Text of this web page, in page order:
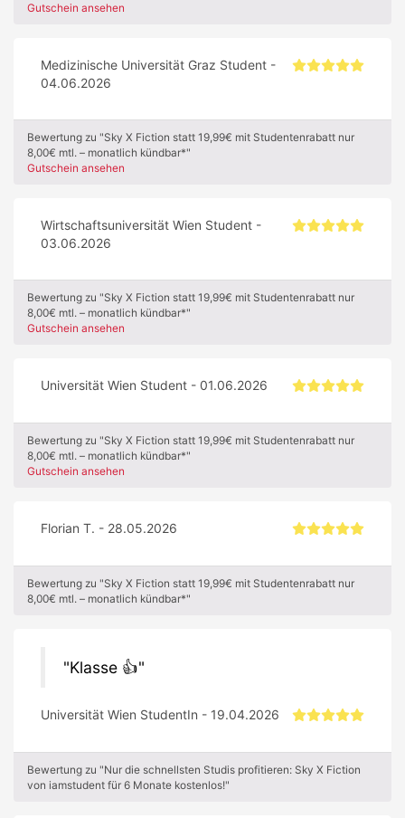
Gutschein ansehen
Medizinische Universität Graz Student -
04.06.2026
Bewertung zu "Sky X Fiction statt 19,99€ mit Studentenrabatt nur
8,00€ mtl. – monatlich kündbar*"
Gutschein ansehen
Wirtschaftsuniversität Wien Student -
03.06.2026
Bewertung zu "Sky X Fiction statt 19,99€ mit Studentenrabatt nur
8,00€ mtl. – monatlich kündbar*"
Gutschein ansehen
Universität Wien Student - 01.06.2026
Bewertung zu "Sky X Fiction statt 19,99€ mit Studentenrabatt nur
8,00€ mtl. – monatlich kündbar*"
Gutschein ansehen
Florian T. - 28.05.2026
Bewertung zu "Sky X Fiction statt 19,99€ mit Studentenrabatt nur
8,00€ mtl. – monatlich kündbar*"
Klasse 👍
Universität Wien StudentIn - 19.04.2026
Bewertung zu "Nur die schnellsten Studis profitieren: Sky X Fiction
von iamstudent für 6 Monate kostenlos!"